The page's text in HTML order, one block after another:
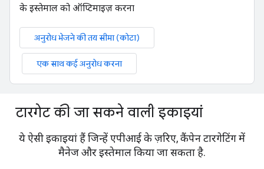
के इस्तेमाल को ऑप्टिमाइज़ करना
अनुरोध भेजने की तय सीमा (कोटा)
एक साथ कई अनुरोध करना
टारगेट की जा सकने वाली इकाइयां
ये ऐसी इकाइयां हैं जिन्हें एपीआई के ज़रिए, कैंपेन टारगेटिंग में
मैनेज और इस्तेमाल किया जा सकता है.